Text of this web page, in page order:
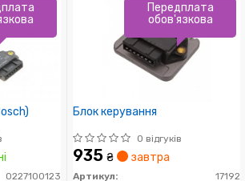
0227100123
Блок керування
0 відгуків
935 ₴ завтра
Артикул:
17192
Передплата
обов'язкова